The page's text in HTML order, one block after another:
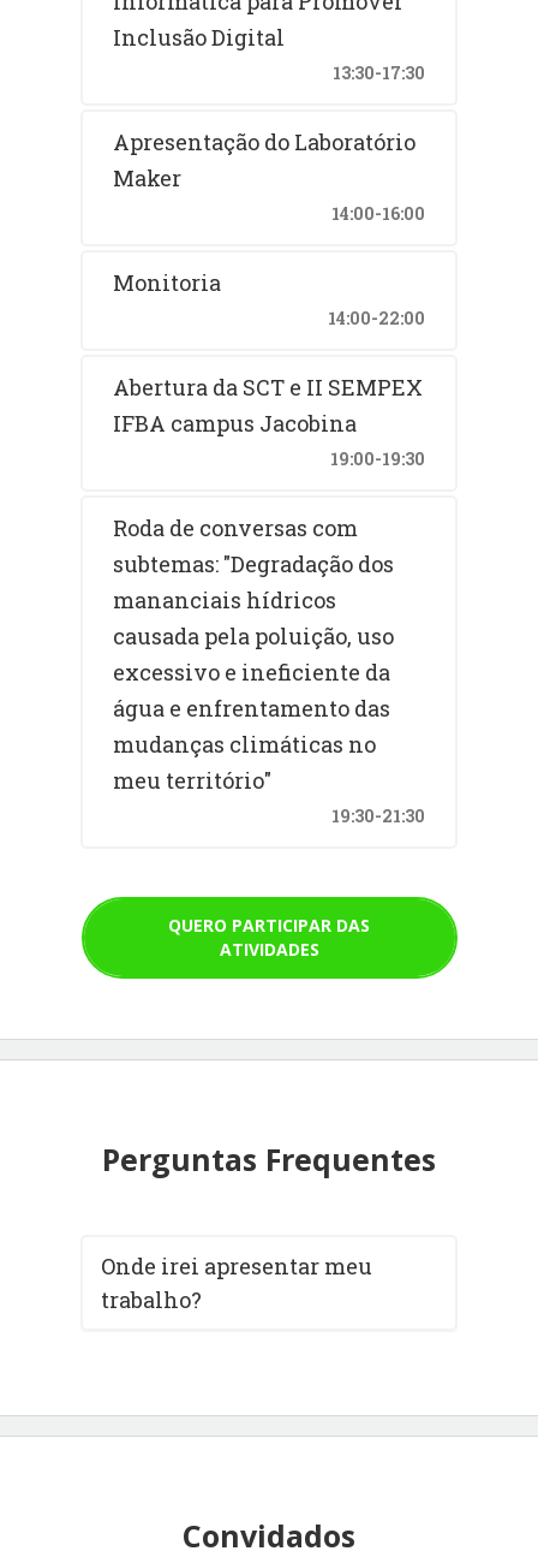
Inclusão Digital
13:30-17:30
Apresentação do Laboratório
Maker
14:00-16:00
Monitoria
14:00-22:00
Abertura da SCT e II SEMPEX
IFBA campus Jacobina
19:00-19:30
Roda de conversas com
subtemas: "Degradação dos
mananciais hídricos
causada pela poluição, uso
excessivo e ineficiente da
água e enfrentamento das
mudanças climáticas no
meu território"
19:30-21:30
QUERO PARTICIPAR DAS
ATIVIDADES
Perguntas Frequentes
Onde irei apresentar meu
trabalho?
Convidados